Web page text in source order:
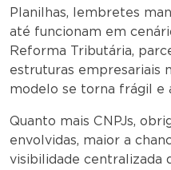
Planilhas, lembretes
até funcionam em
Reforma Tributária,
estruturas empresariais
modelo se torna frágil e
Quanto mais CNPJs,
envolvidas, maior a
visibilidade centralizada